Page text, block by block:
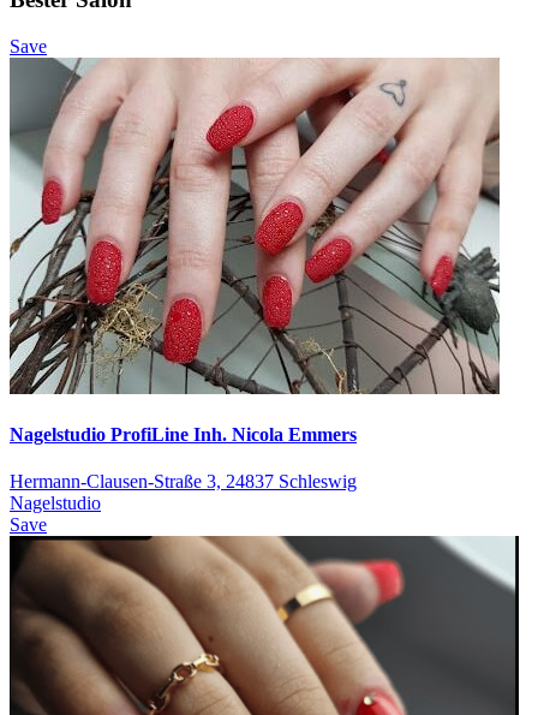
Save
Nagelstudio ProfiLine Inh. Nicola Emmers
Hermann-Clausen-Straße 3, 24837 Schleswig
Nagelstudio
Save